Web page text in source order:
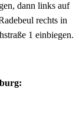
dann links auf
rechts in
1 einbiegen.